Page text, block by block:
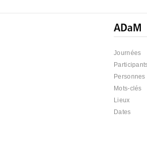
Journées
Personnes
Mots-clés
Lieux
Dates